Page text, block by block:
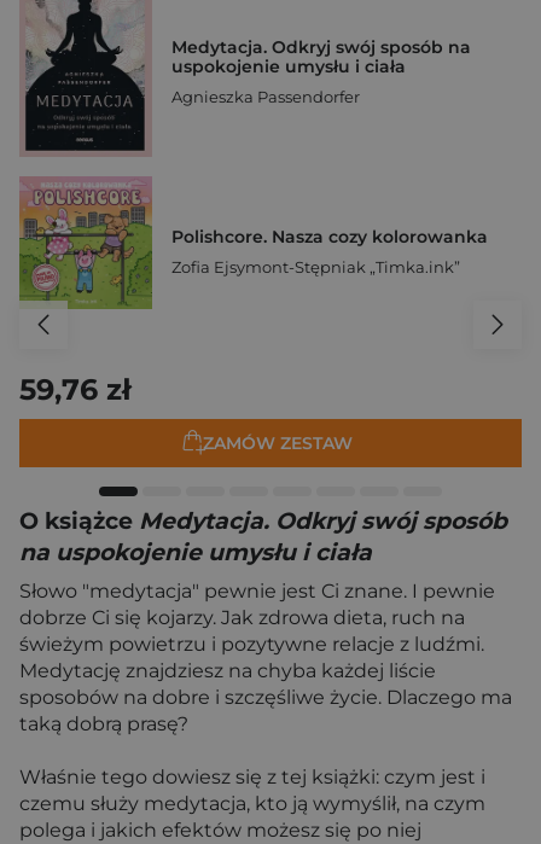
Medytacja. Odkryj swój sposób na
uspokojenie umysłu i ciała
Agnieszka Passendorfer
Polishcore. Nasza cozy kolorowanka
Zofia Ejsymont-Stępniak „Timka.ink”
59,76 zł
ZAMÓW ZESTAW
O książce Medytacja. Odkryj swój sposób
na uspokojenie umysłu i ciała
Słowo "medytacja" pewnie jest Ci znane. I pewnie
dobrze Ci się kojarzy. Jak zdrowa dieta, ruch na
świeżym powietrzu i pozytywne relacje z ludźmi.
Medytację znajdziesz na chyba każdej liście
sposobów na dobre i szczęśliwe życie. Dlaczego ma
taką dobrą prasę?
Właśnie tego dowiesz się z tej książki: czym jest i
czemu służy medytacja, kto ją wymyślił, na czym
polega i jakich efektów możesz się po niej